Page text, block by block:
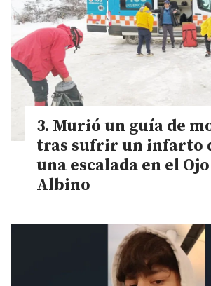
Murió un guía de
tras sufrir un infarto
una escalada en el
Albino